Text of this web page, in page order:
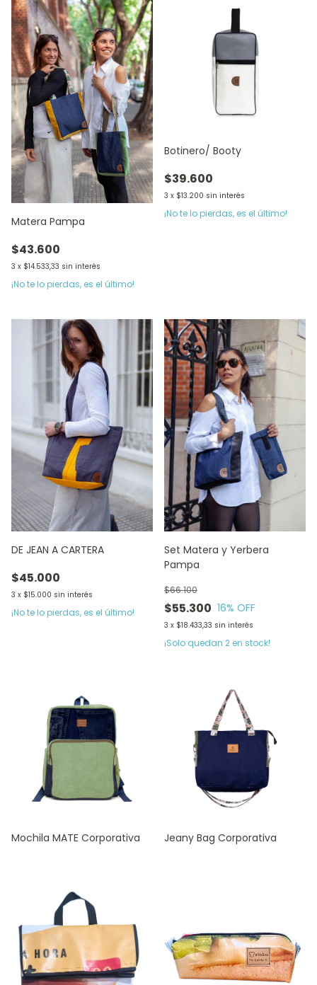
Matera Pampa
$43.600
3 x $14.533,33 sin interés
¡No te lo pierdas, es el último!
Botinero/ Booty
$39.600
3 x $13.200 sin interés
¡No te lo pierdas, es el último!
DE JEAN A CARTERA
$45.000
3 x $15.000 sin interés
¡No te lo pierdas, es el último!
Set Matera y Yerbera
Pampa
$55.300
$66.100
16% OFF
3 x $18.433,33 sin interés
¡Solo quedan 2 en stock!
Mochila MATE Corporativa Jeany Bag Corporativa